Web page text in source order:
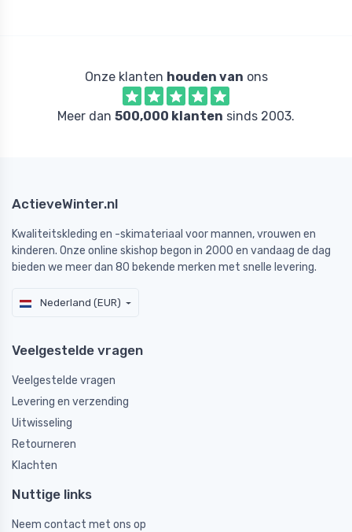
Onze klanten houden van ons
Meer dan 500,000 klanten sinds 2003.
ActieveWinter.nl
Kwaliteitskleding en -skimateriaal voor mannen, vrouwen en
kinderen. Onze online skishop begon in 2000 en vandaag de dag
bieden we meer dan 80 bekende merken met snelle levering.
Nederland (EUR)
Veelgestelde vragen
Veelgestelde vragen
Levering en verzending
Uitwisseling
Retourneren
Klachten
Nuttige links
Neem contact met ons op